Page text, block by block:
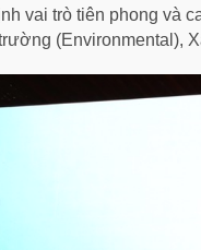
vai trò tiên phong và
(Environmental),